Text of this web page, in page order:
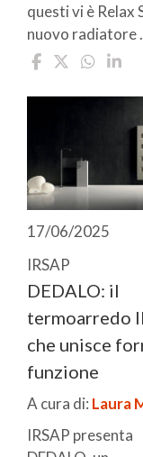
questi vi è Relax
nuovo radiatore
17/06/2025
IRSAP
DEDALO: il
termoarredo
che unisce
funzione
A cura di: Laura
IRSAP presenta